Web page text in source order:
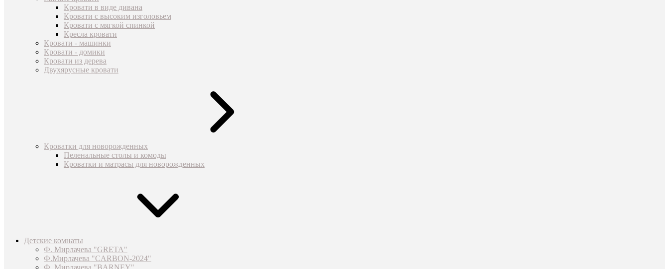
Кровати в виде дивана
Кровати с высоким изголовьем
Кровати с мягкой спинкой
Кресла кровати
Кровати - машинки
Кровати - домики
Кровати из дерева
Двухярусные кровати
Кроватки для новорожденных
Пеленальные столы и комоды
Кроватки и матрасы для новорожденных
Детские комнаты
Ф. Мирлачева "GRETA"
Ф.Мирлачева "CARBON-2024"
Ф. Мирлачева "BARNEY"